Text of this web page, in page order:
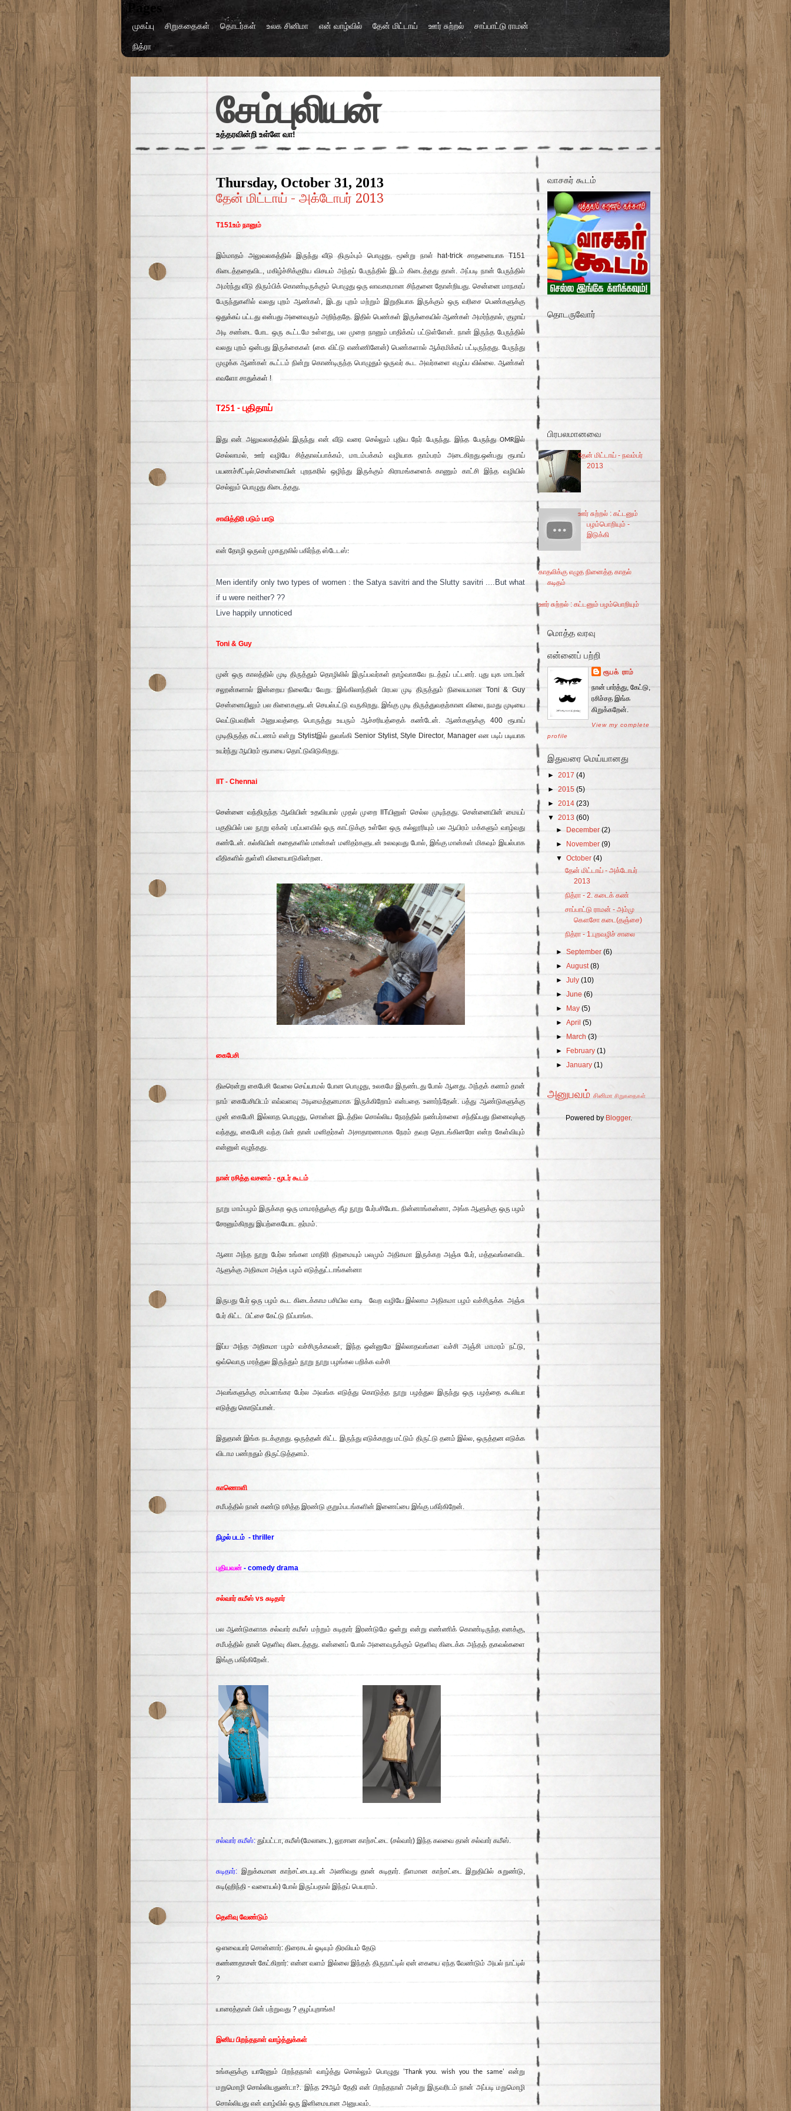
Pages
முகப்பு சிறுகதைகள் தொடர்கள் உலக சினிமா என் வாழ்வில் தேன் மிட்டாய் ஊர் சுற்றல் சாப்பாட்டு ராமன்
நித்ரா
சேம்புலியன்
உத்தரவின்றி உள்ளே வா!
Thursday, October 31, 2013
தேன் மிட்டாய் - அக்டோபர் 2013
T151உம் நானும்
இம்மாதம் அலுவலகத்தில் இருந்து வீடு திரும்பும் பொழுது, மூன்று நாள் hat-trick சாதனையாக T151
கிடைத்ததைவிட, மகிழ்ச்சிக்குரிய விசயம் அந்தப் பேருந்தில் இடம் கிடைத்தது தான். அப்படி நான் பேருந்தில்
அமர்ந்து வீடு திரும்பிக் கொண்டிருக்கும் பொழுது ஒரு லாவகரமான சிந்தனை தோன்றியது. சென்னை மாநகரப்
பேருந்துகளில் வலது புறம் ஆண்கள், இடது புறம் மற்றும் இறுதியாக இருக்கும் ஒரு வரிசை பெண்களுக்கு
ஒதுக்கப் பட்டது என்பது அனைவரும் அறிந்ததே. இதில் பெண்கள் இருக்கையில் ஆண்கள் அமர்ந்தால், குழாய்
அடி சண்டை போட ஒரு கூட்டமே உள்ளது, பல முறை நானும் பாதிக்கப் பட்டுள்ளேன். நான் இருந்த பேருந்தில்
வலது புறம் ஒன்பது இருக்கைகள் (கை விட்டு எண்ணினேன்) பெண்களால் ஆக்ரமிக்கப் பட்டிருந்தது. பேருந்து
முழுக்க ஆண்கள் கூட்டம் நின்று கொண்டிருந்த பொழுதும் ஒருவர் கூட அவர்களை எழுப்ப வில்லை. ஆண்கள்
எவளோ சாதுக்கள் !
T251 - புதிதாய்
இது என் அலுவலகத்தில் இருந்து என் வீடு வரை செல்லும் புதிய நேர் பேருந்து. இந்த பேருந்து OMRஇல்
செல்லாமல், ஊர் வழியே சித்தாலப்பாக்கம், மாடம்பக்கம் வழியாக தாம்பரம் அடைகிறது.ஒன்பது ரூபாய்
பயணச்சீட்டில்,சென்னையின் புறநகரில் ஒழிந்து இருக்கும் கிராமங்களைக் காணும் காட்சி இந்த வழியில்
செல்லும் பொழுது கிடைத்தது.
சாவித்திரி படும் பாடு
என் தோழி ஒருவர் முகநூலில் பகிர்ந்த ஸ்டேடஸ்:
Men identify only two types of women : the Satya savitri and the Slutty savitri ....But what
if u were neither? ??
Live happily unnoticed
Toni & Guy
முன் ஒரு காலத்தில் முடி திருத்தும் தொழிலில் இருப்பவர்கள் தாழ்வாகவே நடத்தப் பட்டனர். புது யுக மாடர்ன்
சலூன்களால் இன்றைய நிலையே வேறு. இங்கிலாந்தின் பிரபல முடி திருத்தும் நிலையமான Toni & Guy
சென்னையிலும் பல கிளைகளுடன் செயல்பட்டு வருகிறது. இங்கு முடி திருத்துவதற்கான விலை, நமது முடியை
வெட்டுபவரின் அனுபவத்தை பொருத்து உயரும் ஆச்சரியத்தைக் கண்டேன். ஆண்களுக்கு 400 ரூபாய்
முடிதிருத்த கட்டணம் என்று Stylistஇல் துவங்கி Senior Stylist, Style Director, Manager என படிப் படியாக
உயர்ந்து ஆயிரம் ரூபாயை தொட்டுவிடுகிறது.
IIT - Chennai
சென்னை வந்திருந்த ஆவியின் உதவியால் முதல் முறை IITயினுள் செல்ல முடிந்தது. சென்னையின் மையப்
பகுதியில் பல நூறு ஏக்கர் பரப்பளவில் ஒரு காட்டுக்கு உள்ளே ஒரு கல்லூரியும் பல ஆயிரம் மக்களும் வாழ்வது
கண்டேன். கல்கியின் கதைகளில் மான்கள் மனிதர்களுடன் உலவுவது போல், இங்கு மான்கள் மிகவும் இயல்பாக
வீதிகளில் துள்ளி விளையாடுகின்றன.
கைபேசி
திடீரென்று கைபேசி வேலை செய்யாமல் போன பொழுது, உலகமே இருண்டது போல் ஆனது. அந்தக் கணம் தான்
நாம் கைபேசியிடம் எவ்வளவு அடிமைத்தனமாக இருக்கிறோம் என்பதை உணர்ந்தேன். பத்து ஆண்டுகளுக்கு
முன் கைபேசி இல்லாத பொழுது, சொன்ன இடத்தில சொல்லிய நேரத்தில் நண்பர்களை சந்திப்பது நினைவுக்கு
வந்தது, கைபேசி வந்த பின் தான் மனிதர்கள் அசாதாரணமாக நேரம் தவற தொடங்கினரோ என்ற கேள்வியும்
என்னுள் எழுந்தது.
நான் ரசித்த வசனம் - மூடர் கூடம்
நூறு மாம்பழம் இருக்கற ஒரு மாமரத்துக்கு கீழ நூறு பேர்பசியோட நின்னாங்கன்னா, அங்க ஆளுக்கு ஒரு பழம்
சேரனும்கிறது இயற்கையோட தர்மம்.
ஆனா அந்த நூறு பேர்ல உங்கள மாதிரி திறமையும் பலமும் அதிகமா இருக்கற அஞ்சு பேர், மத்தவங்களவிட
ஆளுக்கு அதிகமா அஞ்சு பழம் எடுத்துட்டாங்கன்னா
இருபது பேர் ஒரு பழம் கூட கிடைக்காம பசியில வாடி வேற வழியே இல்லாம அதிகமா பழம் வச்சிருக்க அஞ்சு
பேர் கிட்ட பிட்சை கேட்டு நிப்பாங்க.
இப்ப அந்த அதிகமா பழம் வச்சிருக்கவன், இந்த ஒன்னுமே இல்லாதவங்கள வச்சி அஞ்சி மாமரம் நட்டு,
ஒவ்வொரு மரத்துல இருந்தும் நூறு நூறு பழங்கல பறிக்க வச்சி
அவங்களுக்கு சம்பளங்கர பேர்ல அவங்க எடுத்து கொடுத்த நூறு பழத்துல இருந்து ஒரு பழத்தை கூலியா
எடுத்து கொடுப்பான்.
இதுதான் இங்க நடக்குறது. ஒருத்தன் கிட்ட இருந்து எடுக்கறது மட்டும் திருட்டு தனம் இல்ல, ஒருத்தன எடுக்க
விடாம பண்றதும் திருட்டுத்தனம்.
காணொளி
சமீபத்தில் நான் கண்டு ரசித்த இரண்டு குறும்படங்களின் இணைப்பை இங்கு பகிர்கிறேன்.
நிழல் படம் - thriller
புதியவன் - comedy drama
சல்வார் கமீஸ் vs சுடிதார்
பல ஆண்டுகளாக சல்வார் கமீஸ் மற்றும் சுடிதார் இரண்டுமே ஒன்று என்று எண்ணிக் கொண்டிருந்த எனக்கு,
சமீபத்தில் தான் தெளிவு கிடைத்தது. என்னைப் போல் அனைவருக்கும் தெளிவு கிடைக்க அந்தத் தகவல்களை
இங்கு பகிர்கிறேன்.
சல்வார் கமீஸ்: துப்பட்டா, கமீஸ்(மேலாடை), லூசான காற்சட்டை (சல்வார்) இந்த கலவை தான் சல்வார் கமீஸ்.
சுடிதார்: இறுக்கமான காற்சட்டையுடன் அணிவது தான் சுடிதார். நீளமான காற்சட்டை இறுதியில் சுறுண்டு,
சுடி(ஹிந்தி - வளையல்) போல் இருப்பதால் இந்தப் பெயராம்.
தெளிவு வேண்டும்
ஔவையார் சொன்னார்: திரைகடல் ஓடியும் திரவியம் தேடு
கண்ணதாசன் கேட்கிறார்: என்ன வளம் இல்லை இந்தத் திருநாட்டில் ஏன் கையை ஏந்த வேண்டும் அயல் நாட்டில்
?
யாரைத்தான் பின் பற்றுவது ? குழப்புறாங்க!
இனிய பிறந்தநாள் வாழ்த்துக்கள்
உங்களுக்கு யாரேனும் பிறந்தநாள் வாழ்த்து சொல்லும் பொழுது 'Thank you. wish you the same' என்று
மறுமொழி சொல்லியதுண்டா?. இந்த 29ஆம் தேதிஎன் பிறந்தநாள் அன்று இருவரிடம் நான் அப்படி மறுமொழி
சொல்லியது என் வாழ்வில் ஒரு இனிமையான அனுபவம்.
வாசகர் கூடம்
தொடருவோர்
பிரபலமானவை
தேன் மிட்டாய் - நவம்பர்
2013
ஊர் சுற்றல் : கட்டனும்
பழம்பொறியும் -
இடுக்கி
காதலிக்கு எழுத நினைத்த காதல்
கடிதம்
ஊர் சுற்றல் : கட்டனும் பழம்பொறியும்
மொத்த வரவு
என்னைப் பற்றி
ரூபக் ராம்
நான் பார்த்து, கேட்டு,
ரசிச்சத இங்க
கிறுக்கறேன்.
View my complete
profile
இதுவரை மெய்யானது
► 2017 (4)
► 2015 (5)
► 2014 (23)
▼ 2013 (60)
►
December(2)
►
November(9)
▼October(4)
தேன் மிட்டாய் - அக்டோபர்
2013
நித்ரா - 2. கடைக் கண்
சாப்பாட்டு ராமன் - அம்மு
கௌசோ கடை(தஞ்சை)
நித்ரா - 1.புறவழிச் சாலை
►September(6)
►August(8)
►July(10)
►June(6)
►
May(5)
►April(5)
►
March(3)
►
February(1)
►January(1)
அனுபவம் சினிமா சிறுகதைகள்
Powered by Blogger.